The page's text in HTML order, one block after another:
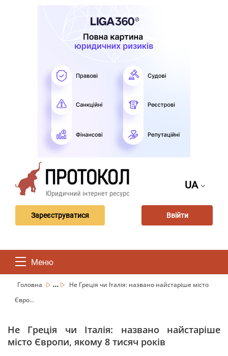
UA
Зареєструватися Ввійти
Меню
Головна ...
Не Греція чи Італія: названо найстаріше місто
Євро...
Не Греція чи Італія: названо найстаріше
місто Європи, якому 8 тисяч років